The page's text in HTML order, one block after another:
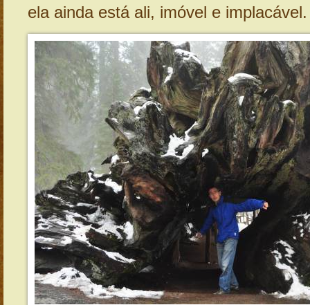
ela ainda está ali, imóvel e implacável.